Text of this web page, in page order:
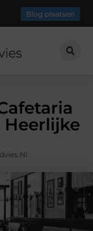
Blog plaatsen
Heerlijke